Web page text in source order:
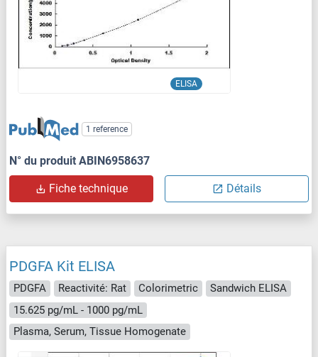
ELISA
1 reference
N° du produit ABIN6958637
Fiche technique Détails
PDGFA Kit ELISA
PDGFA Reactivité: Rat Colorimetric
Sandwich ELISA
15.625 pg/mL - 1000 pg/mL
Plasma, Serum, Tissue Homogenate